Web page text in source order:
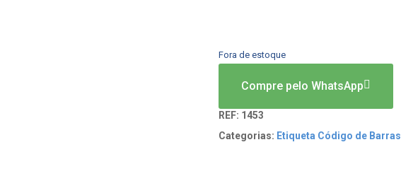
Fora de estoque
Compre pelo WhatsApp
REF: 1453
Categorias: Etiqueta Código de Barras